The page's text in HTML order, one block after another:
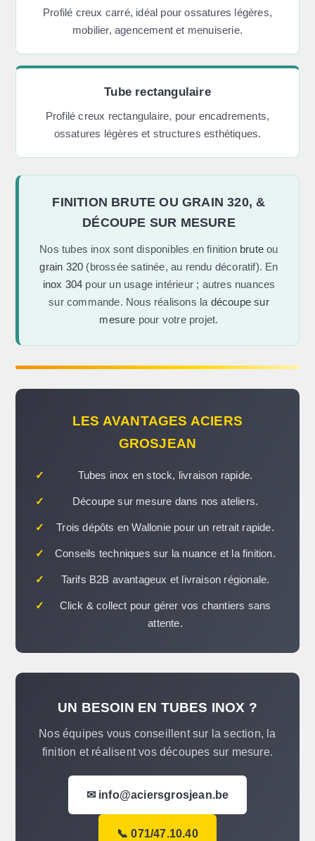
Profilé creux carré, idéal pour ossatures légères,
mobilier, agencement et menuiserie.
Tube rectangulaire
Profilé creux rectangulaire, pour encadrements,
ossatures légères et structures esthétiques.
FINITION BRUTE OU GRAIN 320, &
DÉCOUPE SUR MESURE
Nos tubes inox sont disponibles en finition brute ou
grain 320 (brossée satinée, au rendu décoratif). En
inox 304 pour un usage intérieur ; autres nuances
sur commande. Nous réalisons la découpe sur
mesure pour votre projet.
LES AVANTAGES ACIERS
GROSJEAN
✓ Tubes inox en stock, livraison rapide.
✓ Découpe sur mesure dans nos ateliers.
✓ Trois dépôts en Wallonie pour un retrait rapide.
✓ Conseils techniques sur la nuance et la finition.
✓ Tarifs B2B avantageux et livraison régionale.
✓
Click & collect pour gérer vos chantiers sans
attente.
UN BESOIN EN TUBES INOX ?
Nos équipes vous conseillent sur la section, la
finition et réalisent vos découpes sur mesure.
✉ info@aciersgrosjean.be
📞 071/47.10.40